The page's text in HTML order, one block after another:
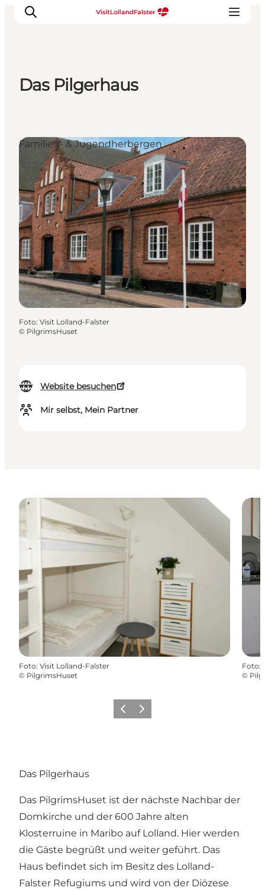
Kultur
Gastronomie
Urlaubsplaner
Das Pilgerhaus
Website besuchen
Mir selbst, Mein Partner
Familien- & Jugendherbergen
Foto: Visit Lolland-Falster
© PilgrimsHuset
Foto: Visit Lolland-Falster
© PilgrimsHuset
Foto:
©
ZurückWeiter
Das Pilgerhaus
Das PilgrimsHuset ist der nächste Nachbar der
Domkirche und der 600 Jahre alten
Klosterruine in Maribo auf Lolland. Hier werden
die Gäste begrüßt und weiter geführt. Das
Haus befindet sich im Besitz des Lolland-
Falster Refugiums und wird von der Diözese